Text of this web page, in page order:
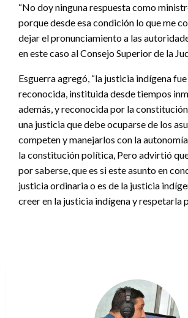
“No doy ninguna respuesta como
porque desde esa condición lo que me
dejar el pronunciamiento a las
en este caso al Consejo Superior de la
Esguerra agregó, “la justicia indígena
reconocida, instituida desde tiempos
además, y reconocida por la
una justicia que debe ocuparse de los
competen y manejarlos con la
la constitución política, Pero advirtió
por saberse, que es si este asunto en
justicia ordinaria o es de la justicia
creer en la justicia indígena y respetarla